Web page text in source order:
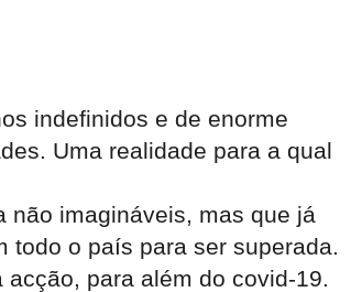
indefinidos e de enorme
Uma realidade para a qual
não imagináveis, mas que já
todo o país para ser superada.
para além do covid-19.